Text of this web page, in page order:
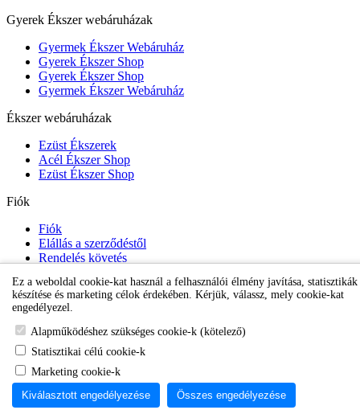
Gyerek Ékszer webáruházak
Gyermek Ékszer Webáruház
Gyerek Ékszer Shop
Gyerek Ékszer Shop
Gyermek Ékszer Webáruház
Ékszer webáruházak
Ezüst Ékszerek
Acél Ékszer Shop
Ezüst Ékszer Shop
Fiók
Fiók
Elállás a szerződéstől
Rendelés követés
Hírlevél
Karikafülbevaló webáruház
Ez a weboldal cookie-kat használ a felhasználói élmény javítása, statisztikák
készítése és marketing célok érdekében. Kérjük, válassz, mely cookie-kat
engedélyezel.
Alapműködéshez szükséges cookie-k (kötelező)
Statisztikai célú cookie-k
Marketing cookie-k
Kiválasztott engedélyezése
Összes engedélyezése